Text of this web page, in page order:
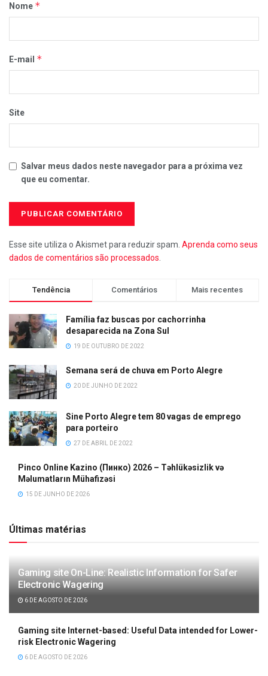
Nome *
E-mail *
Site
Salvar meus dados neste navegador para a próxima vez
que eu comentar.
Esse site utiliza o Akismet para reduzir spam. Aprenda como seus
dados de comentários são processados
Tendência Comentários Mais recentes
Família faz buscas por cachorrinha
desaparecida na Zona Sul
19 DE OUTUBRO DE 2022
Semana será de chuva em Porto Alegre
20 DE JUNHO DE 2022
Sine Porto Alegre tem 80 vagas de emprego
para porteiro
27 DE ABRIL DE 2022
Pinco Online Kazino (Пинко) 2026 – Təhlükəsizlik və
Məlumatların Mühafizəsi
15 DE JUNHO DE 2026
Últimas matérias
Gaming site On-Line: Realistic Information for Safer
Electronic Wagering
6 DE AGOSTO DE 2026
Gaming site Internet-based: Useful Data intended for Lower-
risk Electronic Wagering
6 DE AGOSTO DE 2026